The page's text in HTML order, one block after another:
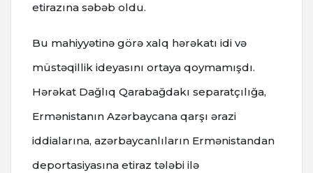
etirazına səbəb oldu.
Bu mahiyyətinə görə xalq hərəkatı idi və
müstəqillik ideyasını ortaya qoymamışdı.
Hərəkat Dağlıq Qarabağdakı separatçılığa,
Ermənistanın Azərbaycana qarşı ərazi
iddialarına, azərbaycanlıların Ermənistandan
deportasiyasına etiraz tələbi ilə